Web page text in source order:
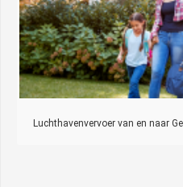
Luchthavenvervoer van en naar